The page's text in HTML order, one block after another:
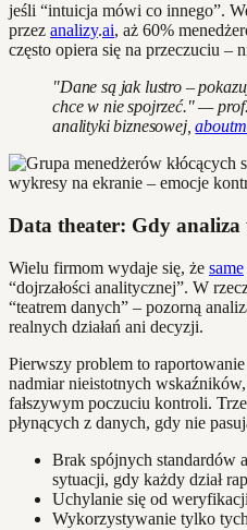
jeśli “intuicja mówi co innego”.
przez analizy.ai, aż 60%
często opiera się na przeczuciu –
"Dane są jak lustro –
chce w nie spojrzeć." —
analityki biznesowej,
Data theater: Gdy
Wielu firmom wydaje się, że same
“dojrzałości analitycznej”. W
“teatrem danych” – pozorną
realnych działań ani decyzji.
Pierwszy problem to
nadmiar nieistotnych
fałszywym poczuciu kontroli.
płynących z danych, gdy nie
Brak spójnych standardów
sytuacji, gdy każdy dział
Uchylanie się od
Wykorzystywanie tylko